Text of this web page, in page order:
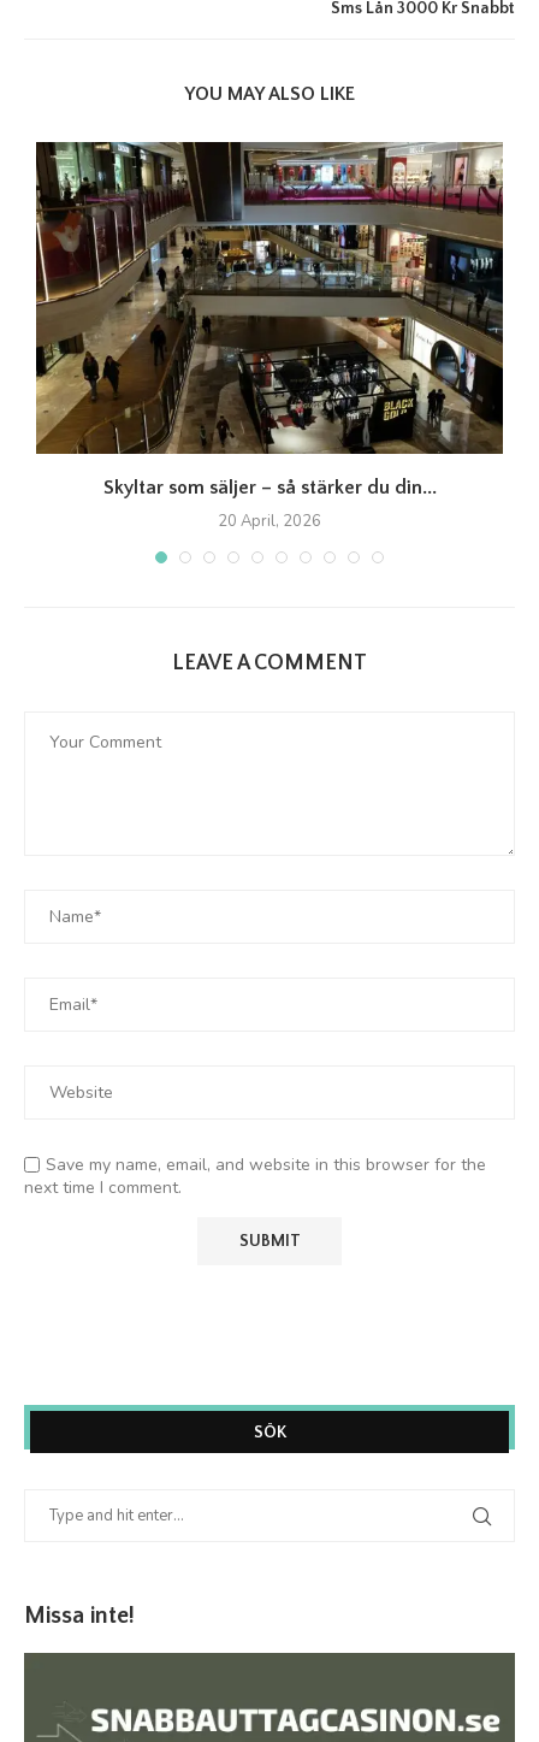
Sms Lån 3000 Kr Snabbt
YOU MAY ALSO LIKE
Skyltar som säljer – så stärker du din...
20 April, 2026
LEAVE A COMMENT
Save my name, email, and website in this browser for the
next time I comment.
SÖK
Missa inte!